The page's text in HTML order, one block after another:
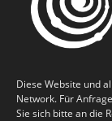
Diese Website und
Network. Für
Sie sich bitte an die